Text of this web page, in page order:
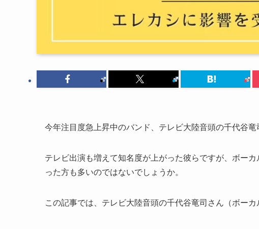
今年注目度急上昇中のバンド、テレビ大陸音頭の千代谷竜
テレビ出演も増えて知名度が上がった彼らですが、ボー
った方も多いのではないでしょうか。
この記事では、テレビ大陸音頭の千代谷竜司さん（ボー